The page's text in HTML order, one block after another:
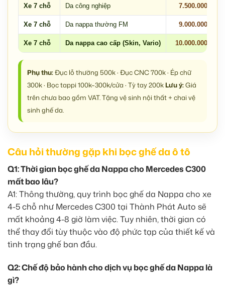
Xe 7 chỗ Da công nghiệp 7.500.000
Xe 7 chỗ Da nappa thường FM 9.000.000
Xe 7 chỗ Da nappa cao cấp (Skin, Vario) 10.000.000
Phụ thu:Đục lỗ thường 500k · Đục CNC 700k · Ép chữ
300k · Bọc tappi 100k–300k/cửa · Tỳ tay 200kLưu ý:Giá
trên chưa bao gồm VAT. Tặng vệ sinh nội thất + chai vệ
sinh ghế da.
Câu hỏi thường gặp khi bọc ghế da ô tô
Q1: Thời gian bọc ghế da Nappa cho Mercedes C300
mất bao lâu?
A1: Thông thường, quy trình bọc ghế da Nappa cho xe
4-5 chỗ như Mercedes C300 tại Thành Phát Auto sẽ
mất khoảng 4-8 giờ làm việc. Tuy nhiên, thời gian có
thể thay đổi tùy thuộc vào độ phức tạp của thiết kế và
tình trạng ghế ban đầu.
Q2: Chế độ bảo hành cho dịch vụ bọc ghế da Nappa là
gì?